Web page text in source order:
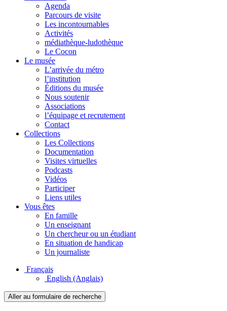
Agenda
Parcours de visite
Les incontournables
Activités
médiathèque-ludothèque
Le Cocon
Le musée
L’arrivée du métro
l’institution
Éditions du musée
Nous soutenir
Associations
l’équipage et recrutement
Contact
Collections
Les Collections
Documentation
Visites virtuelles
Podcasts
Vidéos
Participer
Liens utiles
Vous êtes
En famille
Un enseignant
Un chercheur ou un étudiant
En situation de handicap
Un journaliste
Français
English (Anglais)
Aller au formulaire de recherche